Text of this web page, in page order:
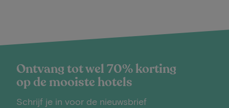
Ontvang tot wel 70% korting
op de mooiste hotels
Schrijf je in voor de nieuwsbrief